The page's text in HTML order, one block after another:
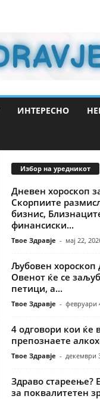
ИНТЕРЕСНО
Избор на уредникот
Дневен хороскоп
Скорпиите
бизнис,
финансиски...
Твое Здравје - мај 22,
Љубовен хороскоп
Овенот ќе се
петици, а...
Твое Здравје - февруари
4 одговори кои ќе
препознаете
Твое Здравје - декември
Здраво стареење?
за поквалитетен